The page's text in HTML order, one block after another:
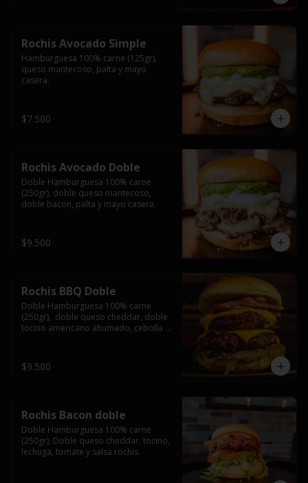
Rochis Avocado Simple
Hamburguesa 100% carne (125gr),
queso mantecoso, palta y mayo
casera.
$7.500
Rochis Avocado Doble
Doble Hamburguesa 100% carne
(250gr), doble queso mantecoso,
doble bacon, palta y mayo casera.
$9.500
Rochis BBQ Doble
Doble Hamburguesa 100% carne
(250gr),  doble queso cheddar, doble
tocino americano ahumado, cebolla
$9.500
Rochis Bacon doble
Doble Hamburguesa 100% carne
(250gr), Doble queso cheddar, tocino,
lechuga, tomate y salsa rochis.